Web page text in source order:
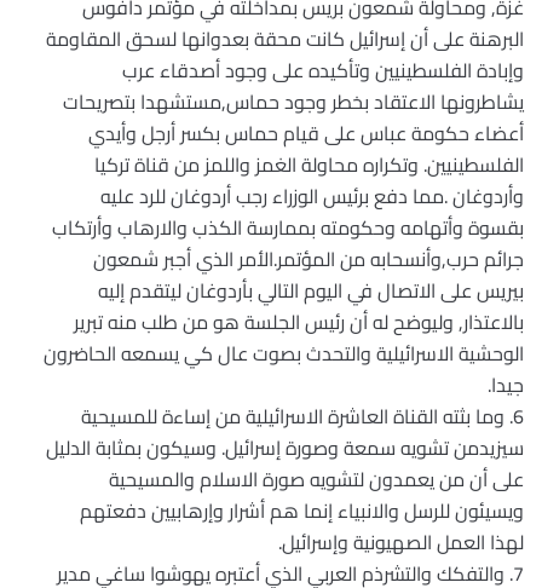
غزة, ومحاولة شمعون بريس بمداخلته في مؤتمر دافوس
البرهنة على أن إسرائيل كانت محقة بعدوانها لسحق المقاومة
وإبادة الفلسطينيين وتأكيده على وجود أصدقاء عرب
يشاطرونها الاعتقاد بخطر وجود حماس,مستشهدا بتصريحات
أعضاء حكومة عباس على قيام حماس بكسر أرجل وأيدي
الفلسطينيين. وتكراره محاولة الغمز واللمز من قناة تركيا
وأردوغان .مما دفع برئيس الوزراء رجب أردوغان للرد عليه
بقسوة وأتهامه وحكومته بممارسة الكذب والارهاب وأرتكاب
جرائم حرب,وأنسحابه من المؤتمر.الأمر الذي أجبر شمعون
بيريس على الاتصال في اليوم التالي بأردوغان ليتقدم إليه
بالاعتذار, وليوضح له أن رئيس الجلسة هو من طلب منه تبرير
الوحشية الاسرائيلية والتحدث بصوت عال كي يسمعه الحاضرون
جيدا.
6. وما بثته القناة العاشرة الاسرائيلية من إساءة للمسيحية
سيزيدمن تشويه سمعة وصورة إسرائيل. وسيكون بمثابة الدليل
على أن من يعمدون لتشويه صورة الاسلام والمسيحية
ويسيئون للرسل والانبياء إنما هم أشرار وإرهابيين دفعتهم
لهذا العمل الصهيونية وإسرائيل.
7. والتفكك والتشرذم العربي الذي أعتبره يهوشوا ساغي مدير